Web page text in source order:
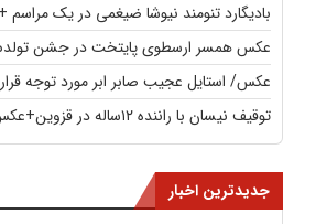
بادیگارد تنومند نیوشا ضیغمی در یک مراسم
عکس همسر ارسطوی پایتخت در جشن
عکس/ استایل عجیب صابر ابر مورد توجه
توقیف نیسان با راننده ۱۲ساله در قزوین+عکس
جدیدترین اخبار